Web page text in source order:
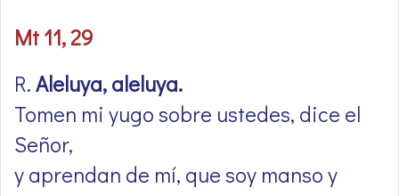
Mt 11, 29
R.Aleluya, aleluya.
Tomen mi yugo sobre ustedes, dice el
Señor,
y aprendan de mí, que soy manso y